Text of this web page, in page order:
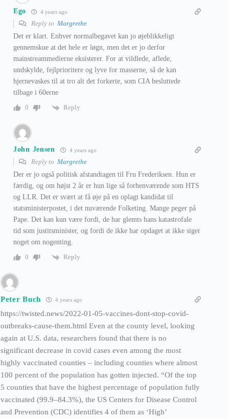
Ego 4 years ago
Reply to Margrethe
Det er klart. Enhver normalbegavet kan jo øjeblikkeligt
gennemskue at det hele er løgn, men det er jo derfor
mainstreammedierne eksisterer. For at vildlede, aflede,
undskylde, fejlprioritere og lyve for masserne, så de kan
hjernevaskes til at tro alt det forkerte, som CIA besluttede
tilbage i 60erne
0
Reply
John Jensen 4 years ago
Reply to Margrethe
Der er jo også politisk afstandtagen til Fru Frederiksen. Hun er
færdig, og om højst 2 år er hun lige så forhenværende som HTS
og LLR. Det er svært at få øje på en oplagt kandidat til
statsministerpostet, i det nuværende Folketing. Mange peger på
Pape. Det kan kun være fordi, de har glemts hans katastrofale
tid som justitsminister, og fordi de ikke har opdaget at ikke siger
noget om nogenting.
0
Reply
Peter Buch 4 years ago
https://twisted.news/2022-01-05-vaccines-dont-stop-covid-
outbreaks-cause-them.html Even at the county level, looking
again at U.S. data, researchers found that there is no
significant decrease in covid cases even among the most
highly vaccinated counties – including counties where almost
100 percent of the population has gotten injected. “Of the top
5 counties that have the highest percentage of population fully
vaccinated (99.9–84.3%), the US Centers for Disease Control
and Prevention (CDC) identifies 4 of them as ‘High’